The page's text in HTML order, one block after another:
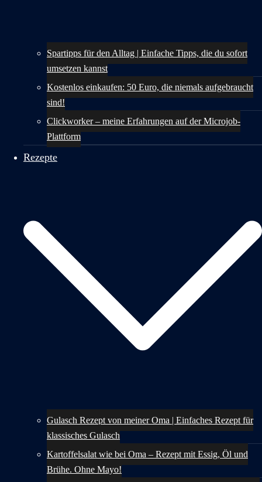
Spartipps für den Alltag | Einfache Tipps, die du sofort
umsetzen kannst
Kostenlos einkaufen: 50 Euro, die niemals aufgebraucht
sind!
Clickworker – meine Erfahrungen auf der Microjob-
Plattform
Rezepte
Gulasch Rezept von meiner Oma | Einfaches Rezept für
klassisches Gulasch
Kartoffelsalat wie bei Oma – Rezept mit Essig, Öl und
Brühe. Ohne Mayo!